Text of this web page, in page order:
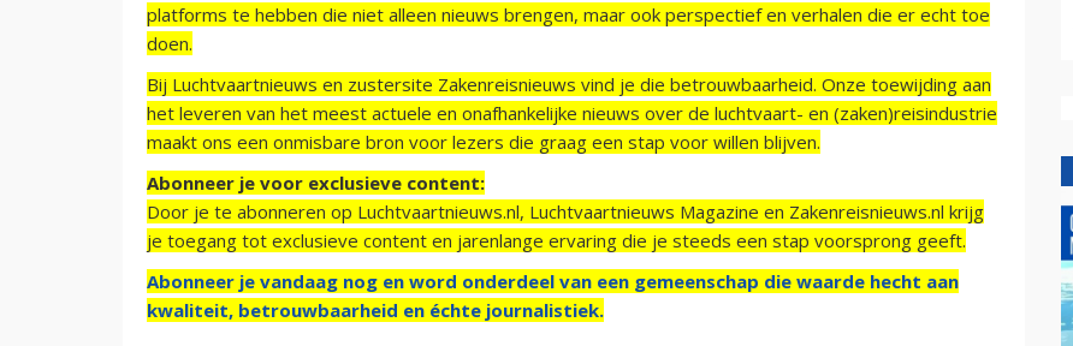
platforms te hebben die niet alleen nieuws brengen, maar ook perspectief en verhalen die er echt toe
doen.
Bij Luchtvaartnieuws en zustersite Zakenreisnieuws vind je die betrouwbaarheid. Onze toewijding aan
het leveren van het meest actuele en onafhankelijke nieuws over de luchtvaart- en (zaken)reisindustrie
maakt ons een onmisbare bron voor lezers die graag een stap voor willen blijven.
Abonneer je voor exclusieve content:
Door je te abonneren op Luchtvaartnieuws.nl, Luchtvaartnieuws Magazine en Zakenreisnieuws.nl krijg
je toegang tot exclusieve content en jarenlange ervaring die je steeds een stap voorsprong geeft.
Abonneer je vandaag nog en word onderdeel van een gemeenschap die waarde hecht aan
kwaliteit, betrouwbaarheid en échte journalistiek.